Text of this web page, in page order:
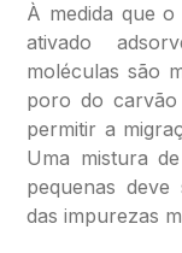
À medida que
ativado
moléculas são
poro do
permitir a
Uma mistura
pequenas
das impurezas